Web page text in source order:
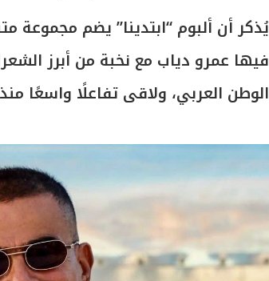
يُذكر أن ألبوم “ابتدينا” يضم مجموعة
فيها عمرو دياب مع نخبة من أبرز
الوطن العربي، ولاقى تفاعلًا واسعًا